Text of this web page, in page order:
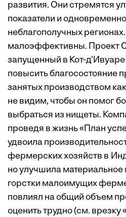
развития. Они стремятся
показатели и
неблагополучных
малоэффективны. Проект
запущенный в Кот-
повысить благосостояние
занятых производством
не видим, чтобы он помог
выбраться из нищеты.
проведя в жизнь «План
удвоила
фермерских хозяйств в
но улучшила
горстки малоимущих
повлиял на общий объем
оценить трудно (см. врезку